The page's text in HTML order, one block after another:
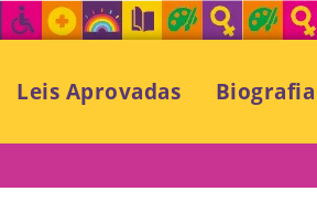
Leis Aprovadas Biografia